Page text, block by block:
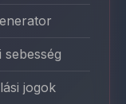
jogok